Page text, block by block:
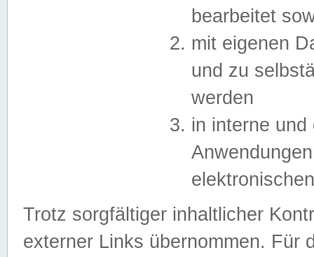
bearbeitet
mit eigenen
und zu
werden
in interne
Trotz sorgfältiger inhaltlicher
externer Links übernommen. Für